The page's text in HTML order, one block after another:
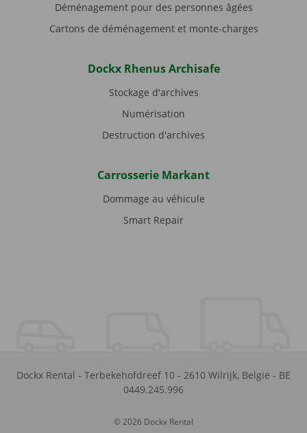
Déménagement pour des personnes âgées
Cartons de déménagement et monte-charges
Dockx Rhenus Archisafe
Stockage d'archives
Numérisation
Destruction d'archives
Carrosserie Markant
Dommage au véhicule
Smart Repair
Dockx Rental - Terbekehofdreef 10 - 2610 Wilrijk, België - BE
0449.245.996
© 2026 Dockx Rental